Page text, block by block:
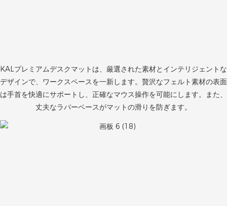
KALプレミアムデスクマットは、厳選された素材とインテリジェントな
デザインで、ワークスペースを一新します。贅沢なフェルト素材の表面
は手首を快適にサポートし、正確なマウス操作を可能にします。また、
丈夫なラバーベースがマットの滑りを防ぎます。